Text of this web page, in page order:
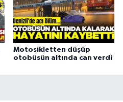
Motosikletten düşüp
otobüsün altında can verdi